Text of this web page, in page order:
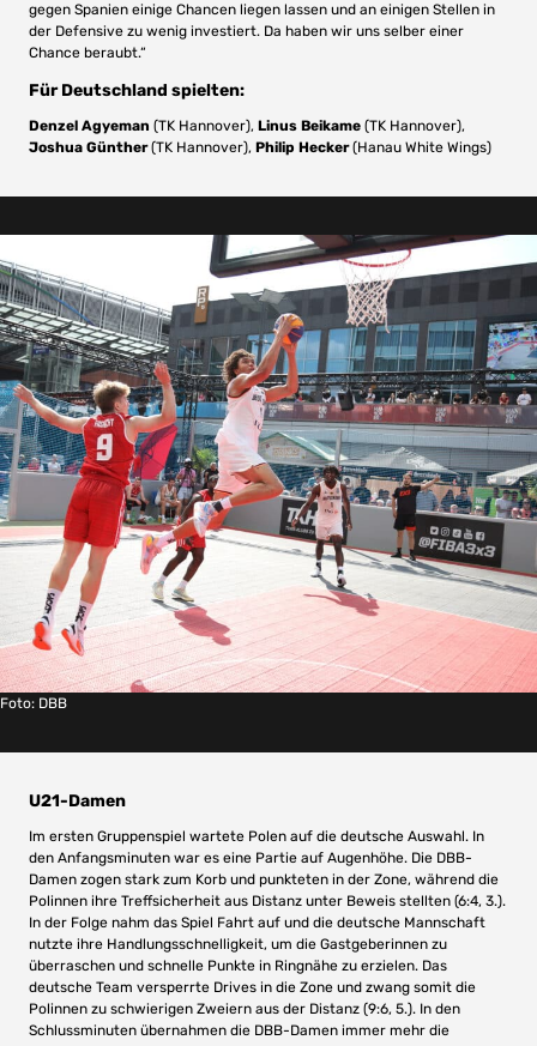
gegen Spanien einige Chancen liegen lassen und an einigen Stellen in
der Defensive zu wenig investiert. Da haben wir uns selber einer
Chance beraubt.“
Für Deutschland spielten:
Denzel Agyeman (TK Hannover), Linus Beikame (TK Hannover),
Joshua Günther(TK Hannover), Philip Hecker(Hanau White Wings)
Foto: DBB
U21-Damen
Im ersten Gruppenspiel wartete Polen auf die deutsche Auswahl. In
den Anfangsminuten war es eine Partie auf Augenhöhe. Die DBB-
Damen zogen stark zum Korb und punkteten in der Zone, während die
Polinnen ihre Treffsicherheit aus Distanz unter Beweis stellten (6:4, 3.).
In der Folge nahm das Spiel Fahrt auf und die deutsche Mannschaft
nutzte ihre Handlungsschnelligkeit, um die Gastgeberinnen zu
überraschen und schnelle Punkte in Ringnähe zu erzielen. Das
deutsche Team versperrte Drives in die Zone und zwang somit die
Polinnen zu schwierigen Zweiern aus der Distanz (9:6, 5.). In den
Schlussminuten übernahmen die DBB-Damen immer mehr die